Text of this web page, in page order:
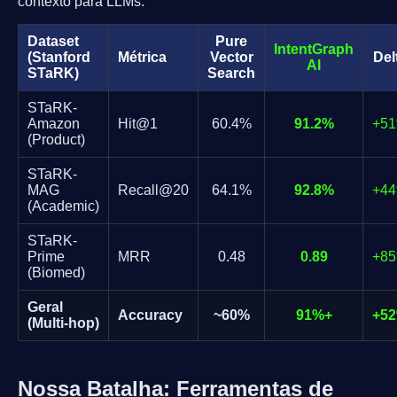
Dataset
(Stanford
STaRK)
Métrica
Pure
Vector
Search
IntentGraph
AI
STaRK-
Amazon
(Product)
Hit@1 60.4% 91.2%
STaRK-
MAG
(Academic)
Recall@20 64.1% 92.8%
STaRK-
Prime
(Biomed)
MRR 0.48 0.89
Geral
(Multi-hop)
Accuracy ~60% 91%+
Nossa Batalha: Ferramentas de